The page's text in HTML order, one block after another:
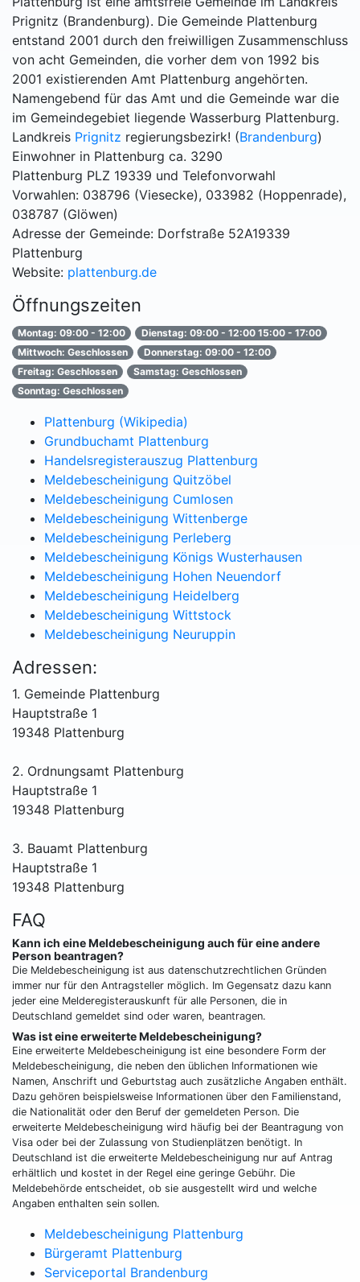
Prignitz (Brandenburg). Die Gemeinde Plattenburg
entstand 2001 durch den freiwilligen Zusammenschluss
von acht Gemeinden, die vorher dem von 1992 bis
2001 existierenden Amt Plattenburg angehörten.
Namengebend für das Amt und die Gemeinde war die
im Gemeindegebiet liegende Wasserburg Plattenburg.
Landkreis Prignitz regierungsbezirk! (Brandenburg)
Einwohner in Plattenburg ca. 3290
Plattenburg PLZ 19339 und Telefonvorwahl
Vorwahlen: 038796 (Viesecke), 033982 (Hoppenrade),
038787 (Glöwen)
Adresse der Gemeinde: Dorfstraße 52A19339
Plattenburg
Website: plattenburg.de
Öffnungszeiten
Montag: 09:00 - 12:00
Dienstag: 09:00 - 12:00 15:00 - 17:00
Mittwoch: Geschlossen
Donnerstag: 09:00 - 12:00
Freitag: Geschlossen
Samstag: Geschlossen
Sonntag: Geschlossen
Plattenburg (Wikipedia)
Grundbuchamt Plattenburg
Handelsregisterauszug Plattenburg
Meldebescheinigung Quitzöbel
Meldebescheinigung Cumlosen
Meldebescheinigung Wittenberge
Meldebescheinigung Perleberg
Meldebescheinigung Königs Wusterhausen
Meldebescheinigung Hohen Neuendorf
Meldebescheinigung Heidelberg
Meldebescheinigung Wittstock
Meldebescheinigung Neuruppin
Adressen:
1. Gemeinde Plattenburg
Hauptstraße 1
19348 Plattenburg
2. Ordnungsamt Plattenburg
Hauptstraße 1
19348 Plattenburg
3. Bauamt Plattenburg
Hauptstraße 1
19348 Plattenburg
FAQ
Kann ich eine Meldebescheinigung auch für eine andere
Person beantragen?
Die Meldebescheinigung ist aus datenschutzrechtlichen Gründen
immer nur für den Antragsteller möglich. Im Gegensatz dazu kann
jeder eine Melderegisterauskunft für alle Personen, die in
Deutschland gemeldet sind oder waren, beantragen.
Was ist eine erweiterte Meldebescheinigung?
Eine erweiterte Meldebescheinigung ist eine besondere Form der
Meldebescheinigung, die neben den üblichen Informationen wie
Namen, Anschrift und Geburtstag auch zusätzliche Angaben enthält.
Dazu gehören beispielsweise Informationen über den Familienstand,
die Nationalität oder den Beruf der gemeldeten Person. Die
erweiterte Meldebescheinigung wird häufig bei der Beantragung von
Visa oder bei der Zulassung von Studienplätzen benötigt. In
Deutschland ist die erweiterte Meldebescheinigung nur auf Antrag
erhältlich und kostet in der Regel eine geringe Gebühr. Die
Meldebehörde entscheidet, ob sie ausgestellt wird und welche
Angaben enthalten sein sollen.
Meldebescheinigung Plattenburg
Bürgeramt Plattenburg
Serviceportal Brandenburg